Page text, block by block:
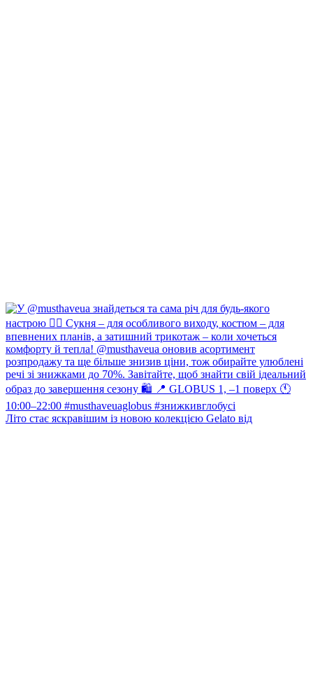
Літо стає яскравішим із новою колекцією Gelato від